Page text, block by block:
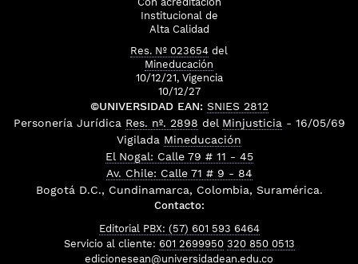
Institucional de
Alta Calidad
Res. Nº 023654 del
Mineducación
10/12/21, Vigencia
10/12/27
©UNIVERSIDAD EAN: SNIES 2812
Personería Jurídica Res. nº. 2898 del Minjusticia - 16/05/69
Vigilada Mineducación
El Nogal: Calle 79 # 11 - 45
Av. Chile: Calle 71 # 9 - 84
Bogotá D.C., Cundinamarca, Colombia, Suramérica.
Contacto:
Editorial PBX: (57) 601 593 6464
Servicio al cliente: 601 2699950 320 850 0513
edicionesean@universidadean.edu.co